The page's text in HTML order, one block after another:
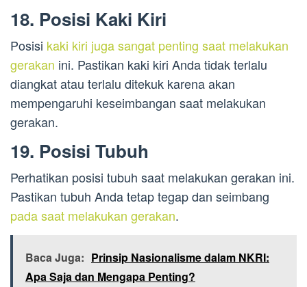
18. Posisi Kaki Kiri
Posisi kaki kiri juga sangat penting saat melakukan
gerakan ini. Pastikan kaki kiri Anda tidak terlalu
diangkat atau terlalu ditekuk karena akan
mempengaruhi keseimbangan saat melakukan
gerakan.
19. Posisi Tubuh
Perhatikan posisi tubuh saat melakukan gerakan ini.
Pastikan tubuh Anda tetap tegap dan seimbang
pada saat melakukan gerakan.
Baca Juga: Prinsip Nasionalisme dalam NKRI:
Apa Saja dan Mengapa Penting?